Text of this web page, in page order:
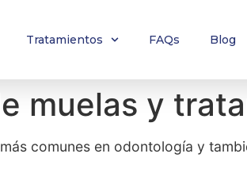
Tratamientos FAQs Blog
muelas y
comunes en odontología y